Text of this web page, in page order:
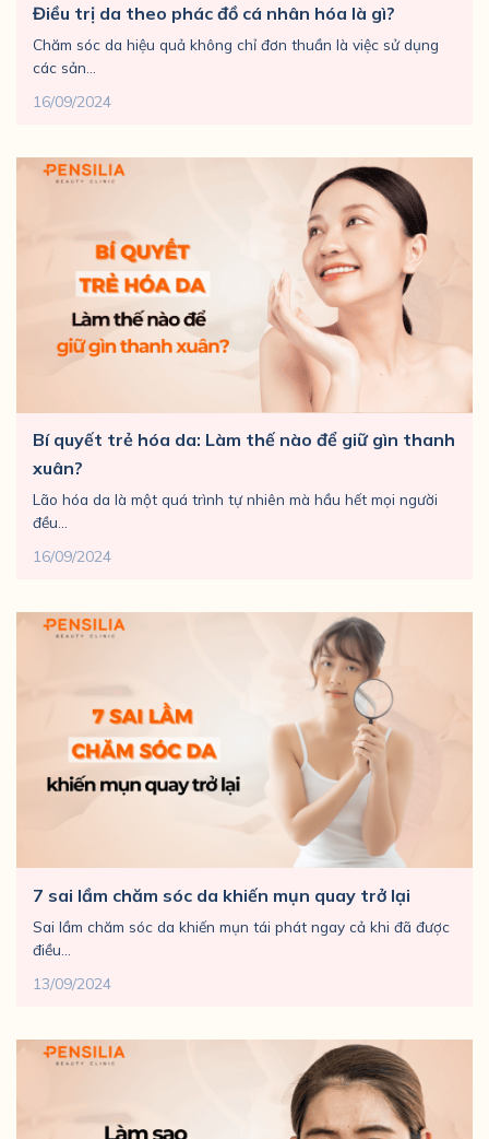
Điều trị da theo phác đồ cá nhân hóa là gì?
Chăm sóc da hiệu quả không chỉ đơn thuần là việc sử dụng
các sản...
16/09/2024
Bí quyết trẻ hóa da: Làm thế nào để giữ gìn thanh
xuân?
Lão hóa da là một quá trình tự nhiên mà hầu hết mọi người
đều...
16/09/2024
7 sai lầm chăm sóc da khiến mụn quay trở lại
Sai lầm chăm sóc da khiến mụn tái phát ngay cả khi đã được
điều...
13/09/2024